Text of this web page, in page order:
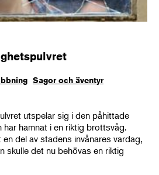
Sagor och äventyr
utspelar sig i den påhittade
hamnat i en riktig brottsvåg.
del av stadens invånares vardag,
skulle det nu behövas en riktig